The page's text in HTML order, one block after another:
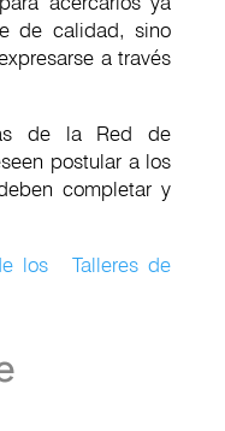
de calidad, sino
a través
de la Red de
postular a los
completar y
los Talleres de